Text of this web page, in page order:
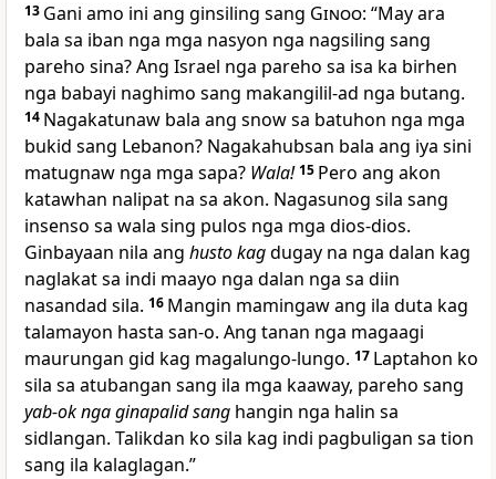
13 Gani amo ini ang ginsiling sang Ginoo: “May ara
bala sa iban nga mga nasyon nga nagsiling sang
pareho sina? Ang Israel nga pareho sa isa ka birhen
nga babayi naghimo sang makangilil-ad nga butang.
14 Nagakatunaw bala ang snow sa batuhon nga mga
bukid sang Lebanon? Nagakahubsan bala ang iya sini
matugnaw nga mga sapa? Wala! 15 Pero ang akon
katawhan nalipat na sa akon. Nagasunog sila sang
insenso sa wala sing pulos nga mga dios-dios.
Ginbayaan nila ang husto kagdugay na nga dalan kag
naglakat sa indi maayo nga dalan nga sa diin
nasandad sila. 16 Mangin mamingaw ang ila duta kag
talamayon hasta san-o. Ang tanan nga magaagi
maurungan gid kag magalungo-lungo. 17 Laptahon ko
sila sa atubangan sang ila mga kaaway, pareho sang
yab-ok nga ginapalid sang hangin nga halin sa
sidlangan. Talikdan ko sila kag indi pagbuligan sa tion
sang ila kalaglagan.”